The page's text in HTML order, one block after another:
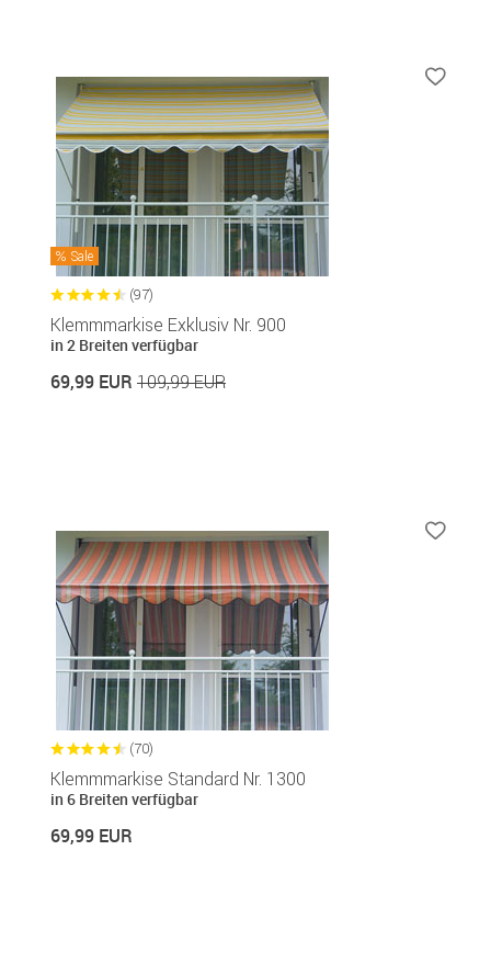
Sale
(97)
Klemmmarkise Exklusiv Nr. 900
in 2 Breiten verfügbar
69,99 EUR 109,99 EUR
(70)
Klemmmarkise Standard Nr. 1300
in 6 Breiten verfügbar
69,99 EUR